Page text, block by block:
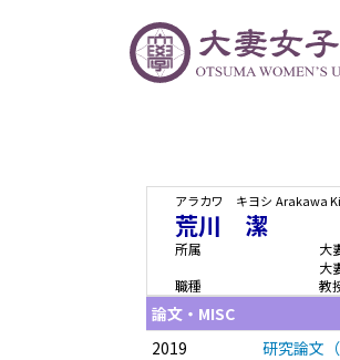
アラカワ キヨシ Arakawa
荒川 潔
所属
大
大
職種
教
論文・MISC
2019
研究論文